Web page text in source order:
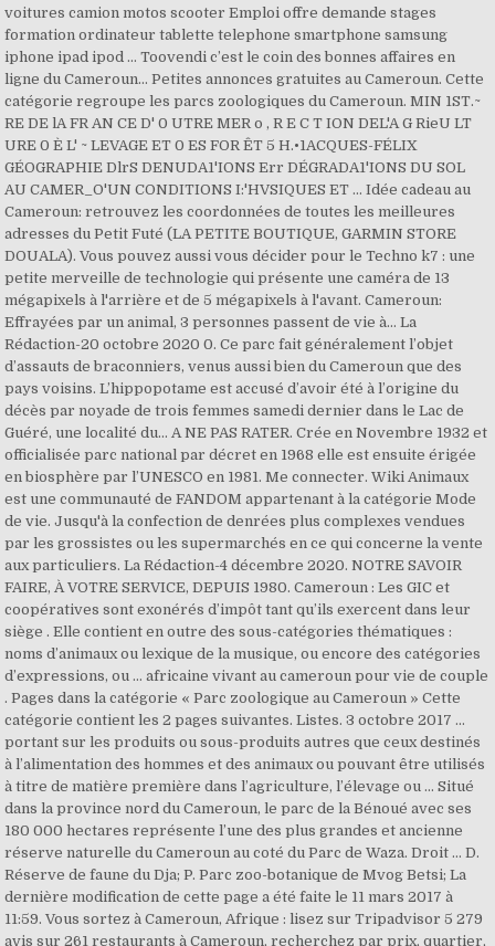
voitures camion motos scooter Emploi offre demande stages
formation ordinateur tablette telephone smartphone samsung
iphone ipad ipod … Toovendi c’est le coin des bonnes affaires en
ligne du Cameroun... Petites annonces gratuites au Cameroun. Cette
catégorie regroupe les parcs zoologiques du Cameroun. MIN 1ST.~
RE DE lA FR AN CE D' 0 UTRE MER o , R E C T ION DEL'A G RieU LT
URE 0 È L' ~ LEVAGE ET 0 ES FOR ÊT 5 H.•1ACQUES-FÉLIX
GÉOGRAPHIE DlrS DENUDA1'IONS Err DÉGRADA1'IONS DU SOL
AU CAMER_O'UN CONDITIONS I:'HVSIQUES ET … Idée cadeau au
Cameroun: retrouvez les coordonnées de toutes les meilleures
adresses du Petit Futé (LA PETITE BOUTIQUE, GARMIN STORE
DOUALA). Vous pouvez aussi vous décider pour le Techno k7 : une
petite merveille de technologie qui présente une caméra de 13
mégapixels à l'arrière et de 5 mégapixels à l'avant. Cameroun:
Effrayées par un animal, 3 personnes passent de vie à... La
Rédaction-20 octobre 2020 0. Ce parc fait généralement l’objet
d’assauts de braconniers, venus aussi bien du Cameroun que des
pays voisins. L’hippopotame est accusé d’avoir été à l’origine du
décès par noyade de trois femmes samedi dernier dans le Lac de
Guéré, une localité du... A NE PAS RATER. Crée en Novembre 1932 et
officialisée parc national par décret en 1968 elle est ensuite érigée
en biosphère par l’UNESCO en 1981. Me connecter. Wiki Animaux
est une communauté de FANDOM appartenant à la catégorie Mode
de vie. Jusqu'à la confection de denrées plus complexes vendues
par les grossistes ou les supermarchés en ce qui concerne la vente
aux particuliers. La Rédaction-4 décembre 2020. NOTRE SAVOIR
FAIRE, À VOTRE SERVICE, DEPUIS 1980. Cameroun : Les GIC et
coopératives sont exonérés d’impôt tant qu’ils exercent dans leur
siège . Elle contient en outre des sous-catégories thématiques :
noms d’animaux ou lexique de la musique, ou encore des catégories
d’expressions, ou … africaine vivant au cameroun pour vie de couple
. Pages dans la catégorie « Parc zoologique au Cameroun » Cette
catégorie contient les 2 pages suivantes. Listes. 3 octobre 2017 ...
portant sur les produits ou sous-produits autres que ceux destinés
à l’alimentation des hommes et des animaux ou pouvant être utilisés
à titre de matière première dans l’agriculture, l’élevage ou … Situé
dans la province nord du Cameroun, le parc de la Bénoué avec ses
180 000 hectares représente l’une des plus grandes et ancienne
réserve naturelle du Cameroun au coté du Parc de Waza. Droit … D.
Réserve de faune du Dja; P. Parc zoo-botanique de Mvog Betsi; La
dernière modification de cette page a été faite le 11 mars 2017 à
11:59. Vous sortez à Cameroun, Afrique : lisez sur Tripadvisor 5 279
avis sur 261 restaurants à Cameroun, recherchez par prix, quartier,